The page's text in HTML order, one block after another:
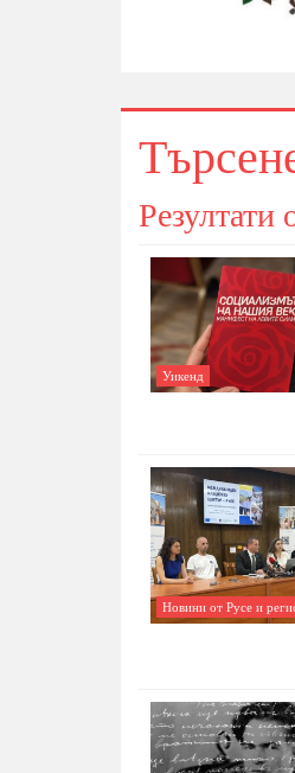
Резултати
Уикенд
Новини от Русе и